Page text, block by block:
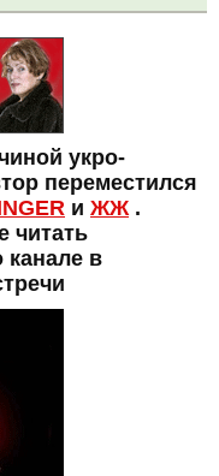
укро-
переместился
и ЖЖ.
читать
в